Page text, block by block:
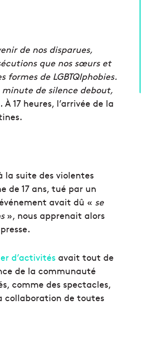
de nos disparues,
que nos sœurs et
de LGBTQIphobies.
de silence debout,
17 heures, l’arrivée de la
suite des violentes
de 17 ans, tué par un
avait dû « se
», nous apprenait alors
d’activités avait tout de
de la communauté
comme des spectacles,
collaboration de toutes